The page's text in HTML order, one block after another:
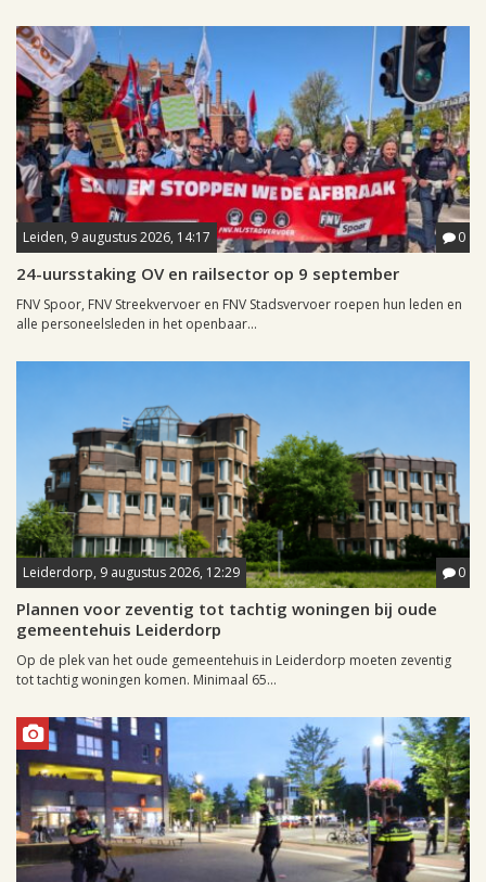
Leiden, 9 augustus 2026, 14:17 0
24-uursstaking OV en railsector op 9 september
FNV Spoor, FNV Streekvervoer en FNV Stadsvervoer roepen hun leden en
alle personeelsleden in het openbaar...
Leiderdorp, 9 augustus 2026, 12:29 0
Plannen voor zeventig tot tachtig woningen bij oude
gemeentehuis Leiderdorp
Op de plek van het oude gemeentehuis in Leiderdorp moeten zeventig
tot tachtig woningen komen. Minimaal 65...